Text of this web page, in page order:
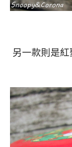
另一款則是